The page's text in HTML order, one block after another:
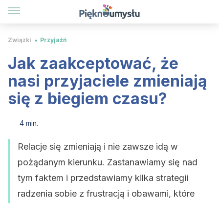
Związki Przyjaźń
Jak zaakceptować, że
nasi przyjaciele zmieniają
się z biegiem czasu?
4 min.
Relacje się zmieniają i nie zawsze idą w
pożądanym kierunku. Zastanawiamy się nad
tym faktem i przedstawiamy kilka strategii
radzenia sobie z frustracją i obawami, które